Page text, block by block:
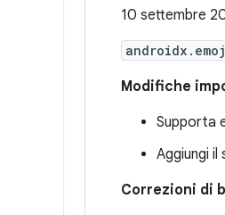
10 settembre
Modifiche
Supporta
Aggiungi
Correzioni di